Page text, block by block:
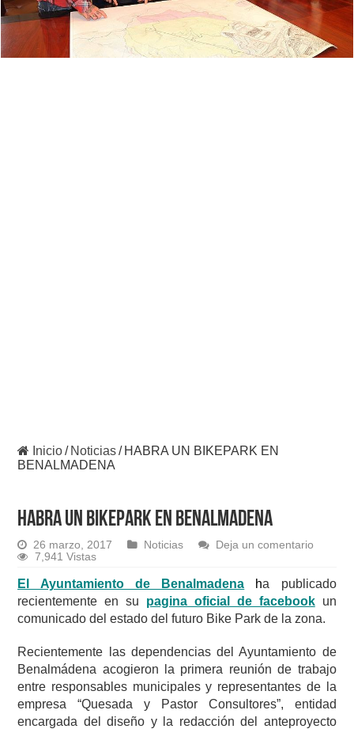
Inicio/ Noticias/ HABRA UN BIKEPARK EN
BENALMADENA
HABRA UN BIKEPARK EN BENALMADENA
26 marzo, 2017 Noticias
Deja un comentario
7,941 Vistas
El Ayuntamiento de Benalmadena ha publicado
recientemente en su pagina oficial de facebookun
comunicado del estado del futuro Bike Park de la zona.
Recientemente las dependencias del Ayuntamiento de
Benalmádena acogieron la primera reunión de trabajo
entre responsables municipales y representantes de la
empresa “Quesada y Pastor Consultores”, entidad
encargada del diseño y la redacción del anteproyecto